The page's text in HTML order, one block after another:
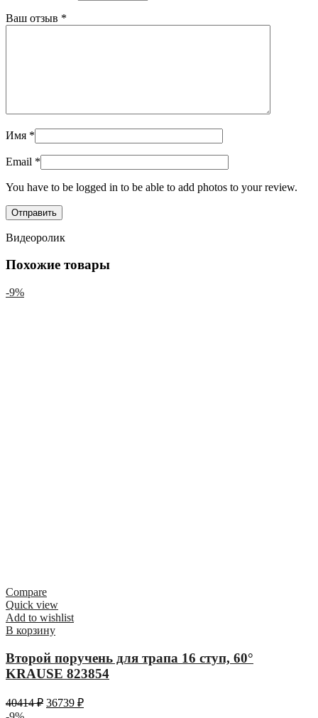
Ваш отзыв *
Имя *
Email *
You have to be logged in to be able to add photos to your review.
Видеоролик
Похожие товары
-9%
Compare
Quick view
Add to wishlist
В корзину
Второй поручень для трапа 16 ступ, 60°
KRAUSE 823854
40414₽ 36739 ₽